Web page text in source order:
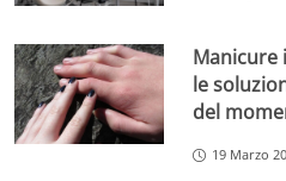
Manicure
le
del
19 Marzo